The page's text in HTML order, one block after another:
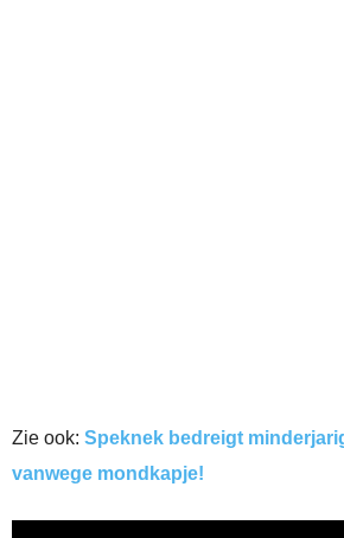
Zie ook: Speknek bedreigt
vanwege mondkapje!